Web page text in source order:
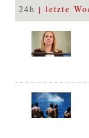
24h letzte